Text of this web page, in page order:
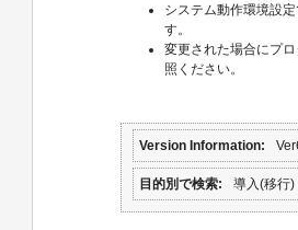
システム動作環境設
す。
変更された場合にプ
照ください。
Version Information
目的別で検索 導入(移行)